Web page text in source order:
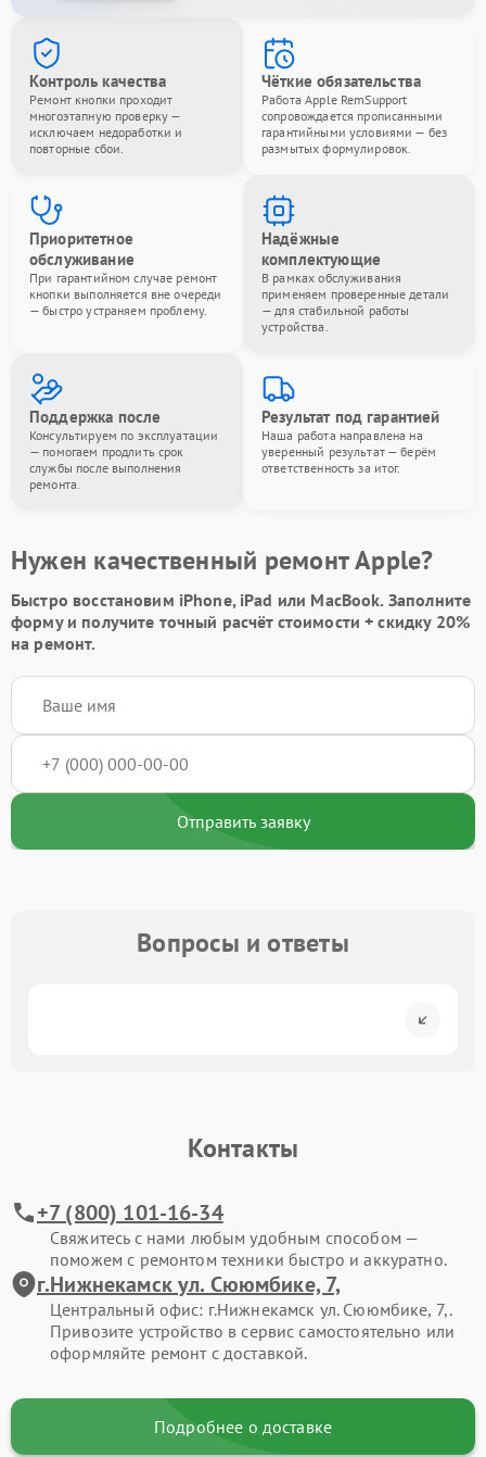
Контроль качества
Ремонт кнопки проходит
многоэтапную проверку —
исключаем недоработки и
повторные сбои.
Чёткие обязательства
Работа Apple RemSupport
сопровождается прописанными
гарантийными условиями — без
размытых формулировок.
Приоритетное
обслуживание
При гарантийном случае ремонт
кнопки выполняется вне очереди
— быстро устраняем проблему.
Надёжные
комплектующие
В рамках обслуживания
применяем проверенные детали
— для стабильной работы
устройства.
Поддержка после
Консультируем по эксплуатации
— помогаем продлить срок
службы после выполнения
ремонта.
Результат под гарантией
Наша работа направлена на
уверенный результат — берём
ответственность за итог.
Нужен качественный ремонт Apple?
Быстро восстановим iPhone, iPad или MacBook. Заполните
формуи получите точный расчёт стоимости +скидку 20%
на ремонт.
Отправить заявку
Вопросы и ответы
Контакты
+7 (800) 101-16-34
Свяжитесь с нами любым удобным способом —
поможем с ремонтом техники быстро и аккуратно.
г.Нижнекамск ул. Сююмбике, 7,
Центральный офис: г.Нижнекамск ул. Сююмбике, 7,.
Привозите устройство в сервис самостоятельно или
оформляйте ремонт с доставкой.
Подробнее о доставке